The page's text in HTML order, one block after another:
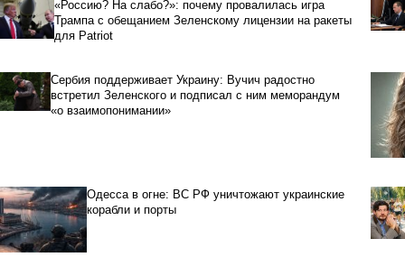
«Россию? На слабо?»: почему провалилась игра
Трампа с обещанием Зеленскому лицензии на ракеты
для Patriot
Сербия поддерживает Украину: Вучич радостно
встретил Зеленского и подписал с ним меморандум
«о взаимопонимании»
Одесса в огне: ВС РФ уничтожают украинские
корабли и порты